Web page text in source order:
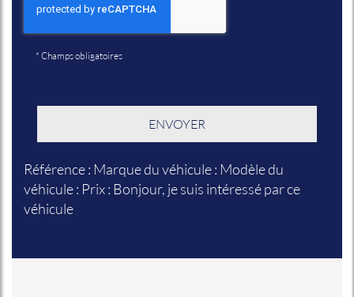
* Champs obligatoires
Référence : Marque du véhicule : Modèle du
véhicule : Prix : Bonjour, je suis intéressé par ce
véhicule